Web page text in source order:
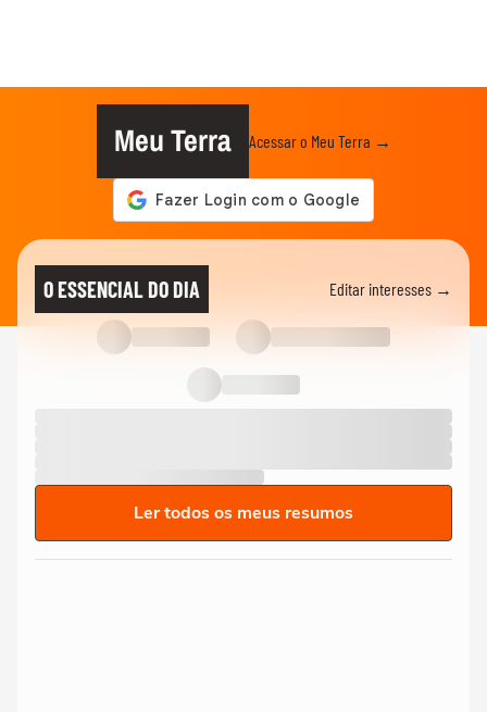
Meu Terra Acessar o Meu Terra →
O ESSENCIAL DO DIA Editar interesses →
Ler todos os meus resumos